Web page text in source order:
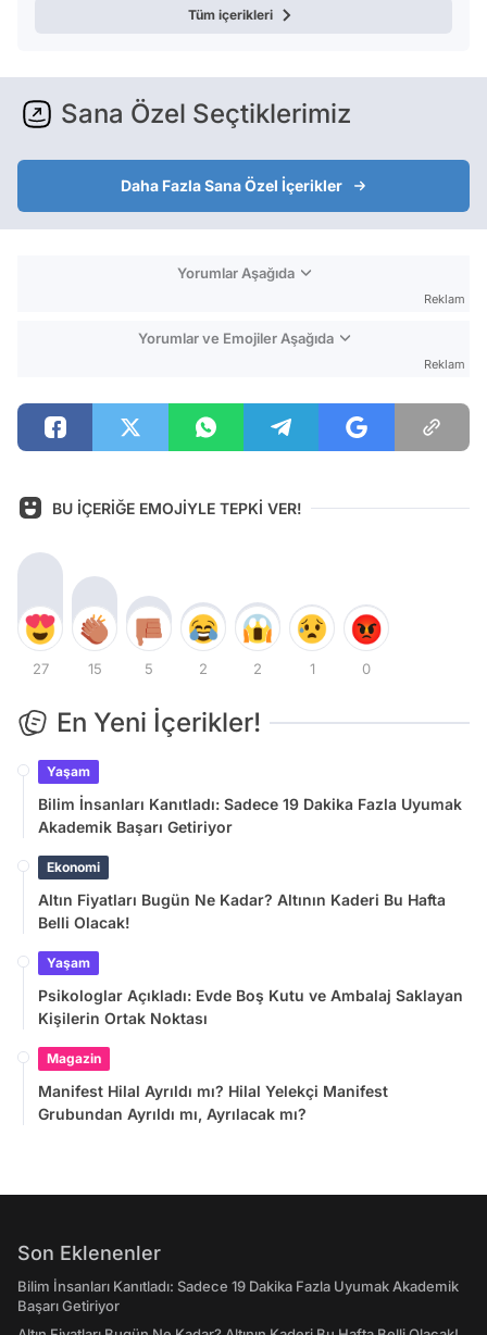
Tüm içerikleri
Sana Özel Seçtiklerimiz
Daha Fazla Sana Özel İçerikler
Yorumlar Aşağıda
Reklam
Yorumlar ve Emojiler Aşağıda
Reklam
BU İÇERİĞE EMOJİYLE TEPKİ VER!
27 15 5 2 2 1 0
En Yeni İçerikler!
Yaşam
Bilim İnsanları Kanıtladı: Sadece 19 Dakika Fazla Uyumak
Akademik Başarı Getiriyor
Ekonomi
Altın Fiyatları Bugün Ne Kadar? Altının Kaderi Bu Hafta
Belli Olacak!
Yaşam
Psikologlar Açıkladı: Evde Boş Kutu ve Ambalaj Saklayan
Kişilerin Ortak Noktası
Magazin
Manifest Hilal Ayrıldı mı? Hilal Yelekçi Manifest
Grubundan Ayrıldı mı, Ayrılacak mı?
Son Eklenenler
Bilim İnsanları Kanıtladı: Sadece 19 Dakika Fazla Uyumak Akademik
Başarı Getiriyor